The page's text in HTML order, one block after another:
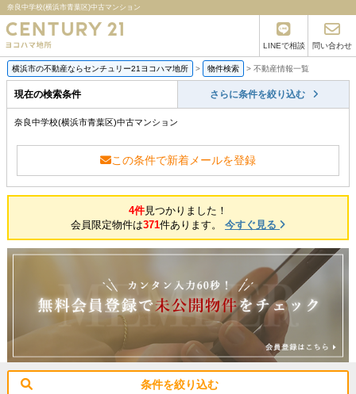
奈良中学校(横浜市青葉区)中古マンション
LINEで相談 問い合わせ
横浜市の不動産ならセンチュリー21ヨコハマ地所 > 物件検索 > 不動産情報一覧
現在の検索条件 さらに条件を絞り込む
奈良中学校(横浜市青葉区)中古マンション
この条件で新着メールを登録
4件見つかりました！
会員限定物件は371件あります。 今すぐ見る
条件を絞り込む